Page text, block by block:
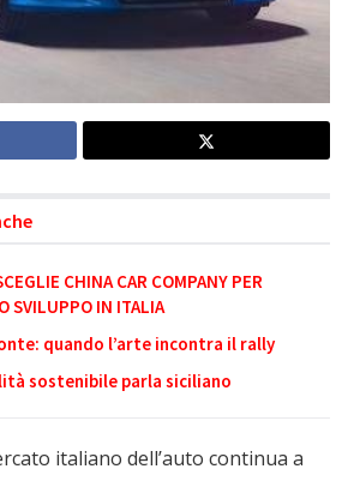
CHINA CAR COMPANY PER
SVILUPPO IN ITALIA
quando l’arte incontra il rally
sostenibile parla siciliano
italiano dell’auto continua a